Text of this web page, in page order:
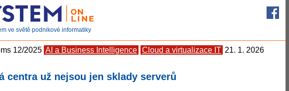
ve světě podnikové informatiky
12/2025 AI a Business Intelligence Cloud a virtualizace IT 21. 1. 2026
centra už nejsou jen sklady serverů